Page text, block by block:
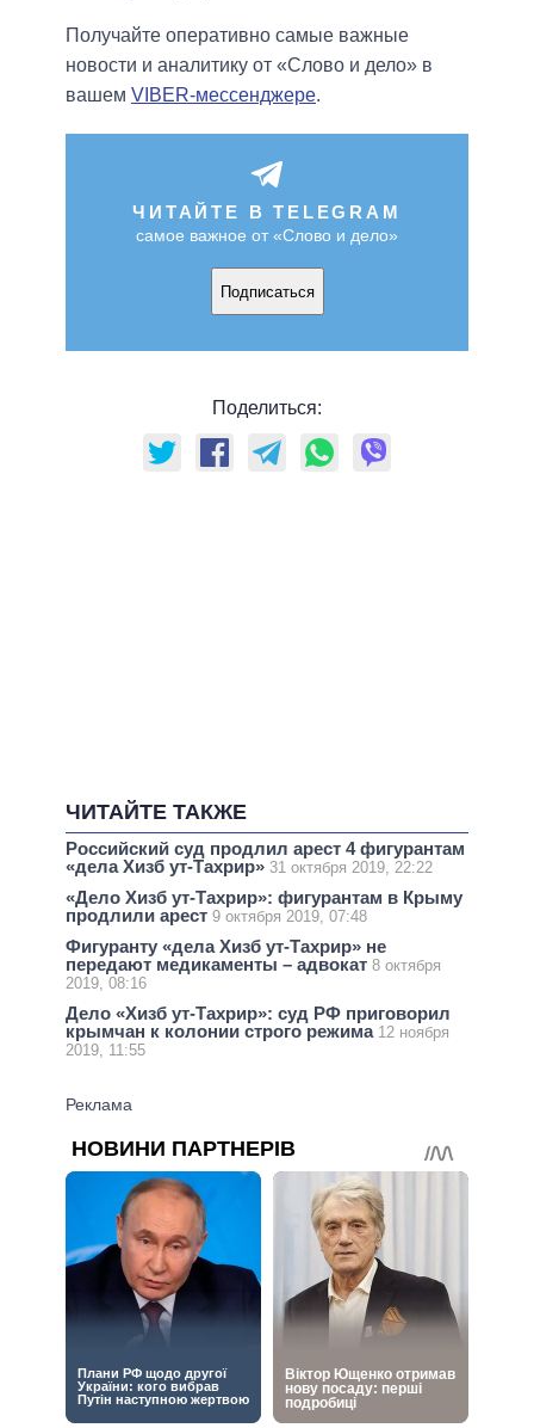
Получайте оперативно самые важные
новости и аналитику от «Слово и дело» в
вашем VIBER-мессенджере.
ЧИТАЙТЕ В TELEGRAM
самое важное от «Слово и дело»
Подписаться
Поделиться:
ЧИТАЙТЕ ТАКЖЕ
Российский суд продлил арест 4 фигурантам
«дела Хизб ут-Тахрир» 31 октября 2019, 22:22
«Дело Хизб ут-Тахрир»: фигурантам в Крыму
продлили арест 9 октября 2019, 07:48
Фигуранту «дела Хизб ут-Тахрир» не
передают медикаменты – адвокат 8 октября
2019, 08:16
Дело «Хизб ут-Тахрир»: суд РФ приговорил
крымчан к колонии строго режима 12 ноября
2019, 11:55